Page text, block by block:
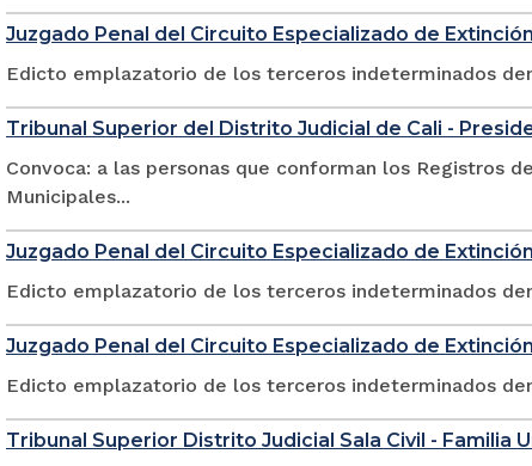
Juzgado Penal del Circuito Especializado de
Edicto emplazatorio de los terceros indeterminados
Tribunal Superior del Distrito Judicial de Cali -
Convoca: a las personas que conforman los Registros
Municipales...
Juzgado Penal del Circuito Especializado de
Edicto emplazatorio de los terceros indeterminados
Juzgado Penal del Circuito Especializado de
Edicto emplazatorio de los terceros indeterminados
Tribunal Superior Distrito Judicial Sala Civil - Familia